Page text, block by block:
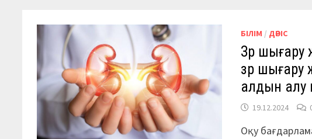
БІЛІМ / ДӘРІС
Зәр шығару
зәр шығару
алдын
19.12.2024
Оқу